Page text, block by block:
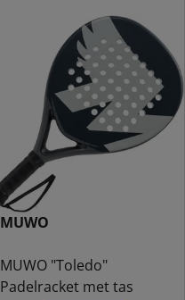
MUWO
MUWO "Toledo"
Padelracket met tas